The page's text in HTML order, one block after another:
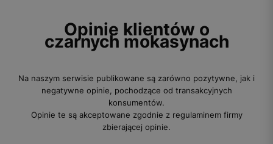
Opinie klientów o
czarnych mokasynach
Na naszym serwisie publikowane są zarówno pozytywne, jak i
negatywne opinie, pochodzące od transakcyjnych
konsumentów.
Opinie te są akceptowane zgodnie z regulaminem firmy
zbierającej opinie.